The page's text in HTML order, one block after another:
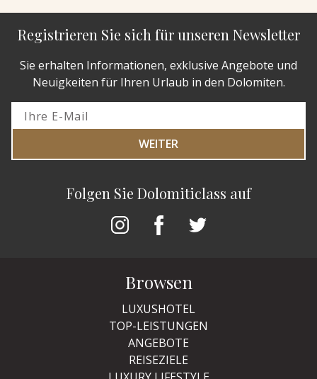
Folgen Sie Dolomiticlass auf
Registrieren Sie sich für unseren Newsletter
Sie erhalten Informationen, exklusive Angebote und
Neuigkeiten für Ihren Urlaub in den Dolomiten.
WEITER
Browsen
LUXUSHOTEL
TOP-LEISTUNGEN
ANGEBOTE
REISEZIELE